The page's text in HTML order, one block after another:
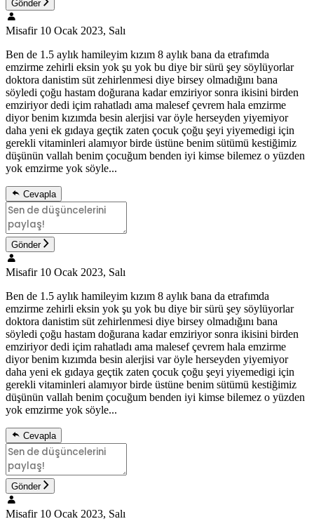
Gönder
Misafir 10 Ocak 2023, Salı
Ben de 1.5 aylık hamileyim kızım 8 aylık bana da etrafımda
emzirme zehirli eksin yok şu yok bu diye bir sürü şey söylüyorlar
doktora danistim süt zehirlenmesi diye birsey olmadığını bana
söyledi çoğu hastam doğurana kadar emziriyor sonra ikisini birden
emziriyor dedi içim rahatladı ama malesef çevrem hala emzirme
diyor benim kızımda besin alerjisi var öyle herseyden yiyemiyor
daha yeni ek gıdaya geçtik zaten çocuk çoğu şeyi yiyemedigi için
gerekli vitaminleri alamıyor birde üstüne benim sütümü kestiğimiz
düşünün vallah benim çocuğum benden iyi kimse bilemez o yüzden
yok emzirme yok söyle...
Cevapla
Gönder
Misafir 10 Ocak 2023, Salı
Ben de 1.5 aylık hamileyim kızım 8 aylık bana da etrafımda
emzirme zehirli eksin yok şu yok bu diye bir sürü şey söylüyorlar
doktora danistim süt zehirlenmesi diye birsey olmadığını bana
söyledi çoğu hastam doğurana kadar emziriyor sonra ikisini birden
emziriyor dedi içim rahatladı ama malesef çevrem hala emzirme
diyor benim kızımda besin alerjisi var öyle herseyden yiyemiyor
daha yeni ek gıdaya geçtik zaten çocuk çoğu şeyi yiyemedigi için
gerekli vitaminleri alamıyor birde üstüne benim sütümü kestiğimiz
düşünün vallah benim çocuğum benden iyi kimse bilemez o yüzden
yok emzirme yok söyle...
Cevapla
Gönder
Misafir 10 Ocak 2023, Salı